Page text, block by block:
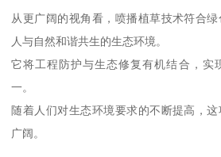
从更广阔的视角看，喷播植草技术符合
人与自然和谐共生的生态环境。
它将工程防护与生态修复有机结合，实
一。
随着人们对生态环境要求的不断提高，
广阔。